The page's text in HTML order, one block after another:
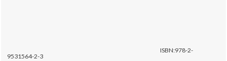
ISBN:978-2-
9531564-2-3